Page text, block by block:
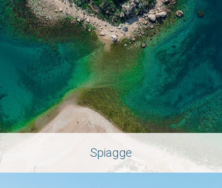
Spiagge